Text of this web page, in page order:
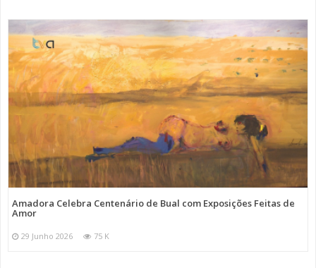
Amadora Celebra Centenário de Bual com Exposições Feitas de
Amor
29 Junho 2026 75 K